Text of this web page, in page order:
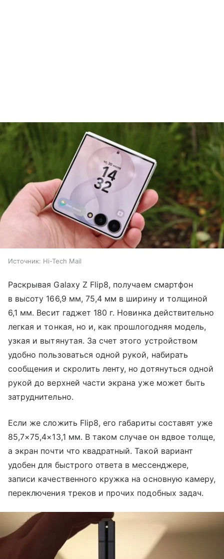
Источник: Hi-Tech Mail
Раскрывая Galaxy Z Flip8, получаем смартфон
в высоту 166,9 мм, 75,4 мм в ширину и толщиной
6,1 мм. Весит гаджет 180 г. Новинка действительно
легкая и тонкая, но и, как прошлогодняя модель,
узкая и вытянутая. За счет этого устройством
удобно пользоваться одной рукой, набирать
сообщения и скролить ленту, но дотянуться одной
рукой до верхней части экрана уже может быть
затруднительно.
Если же сложить Flip8, его габариты составят уже
85,7×75,4×13,1 мм. В таком случае он вдвое толще,
а экран почти что квадратный. Такой вариант
удобен для быстрого ответа в мессенджере,
записи качественного кружка на основную камеру,
переключения треков и прочих подобных задач.